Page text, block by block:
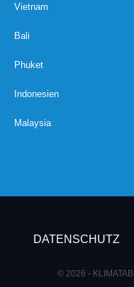
Vietnam
Bali
Phuket
Indonesien
Malaysia
DATENSCHUTZ
© 2026 -